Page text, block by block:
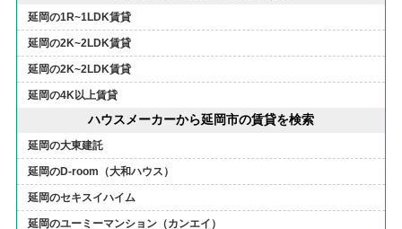
延岡の1R~1LDK賃貸
延岡の2K~2LDK賃貸
延岡の2K~2LDK賃貸
延岡の4K以上賃貸
ハウスメーカーから延岡市の賃貸を検索
延岡の大東建託
延岡のD-room（大和ハウス）
延岡のセキスイハイム
延岡のユーミーマンション（カンエイ）